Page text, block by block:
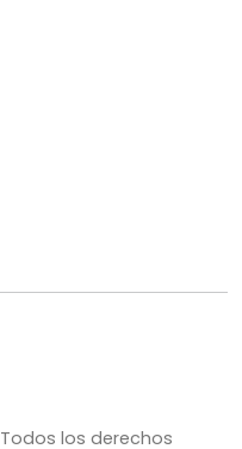
Todos los derechos